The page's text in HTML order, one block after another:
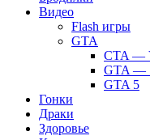
Видео
Flash игры
GTA
CTA —
GTA —
GTA 5
Гонки
Драки
Здоровье